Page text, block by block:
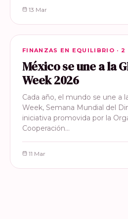
13 Mar
FINANZAS EN EQUILIBRIO
FINANZAS EN EQUILIBRIO · 2
México se une a la
Week 2026
Cada año, el mundo se une a
Week, Semana Mundial del
iniciativa promovida por la
Cooperación…
11 Mar